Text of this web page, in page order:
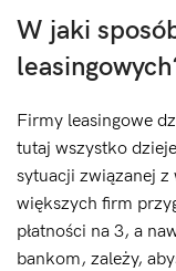
W jaki
Firmy leasingowe
tutaj wszystko
sytuacji związanej
większych firm
płatności na 3, a
bankom, zależy,